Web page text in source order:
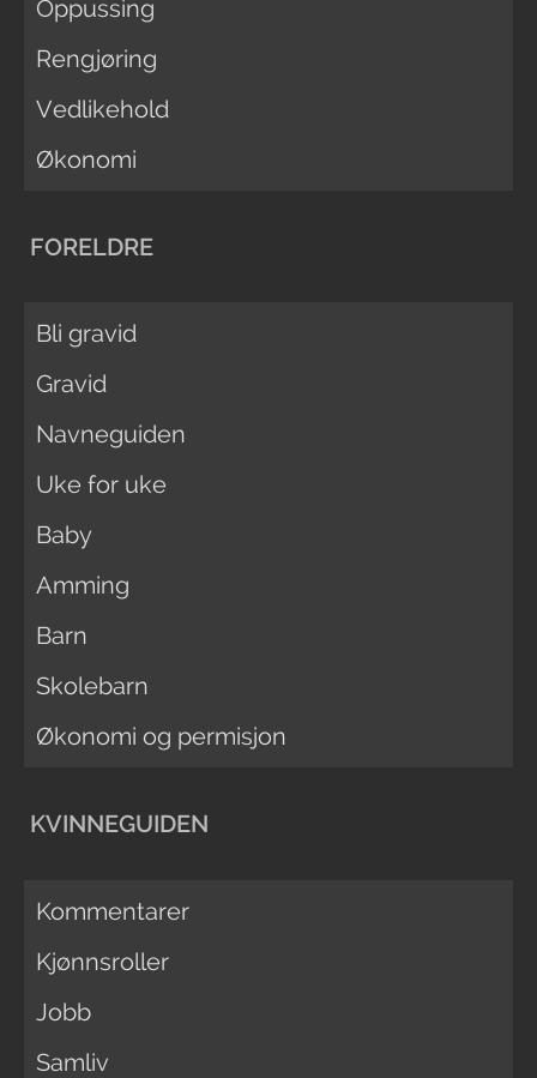
Oppussing
Rengjøring
Vedlikehold
Økonomi
FORELDRE
Bli gravid
Gravid
Navneguiden
Uke for uke
Baby
Amming
Barn
Skolebarn
Økonomi og permisjon
KVINNEGUIDEN
Kommentarer
Kjønnsroller
Jobb
Samliv